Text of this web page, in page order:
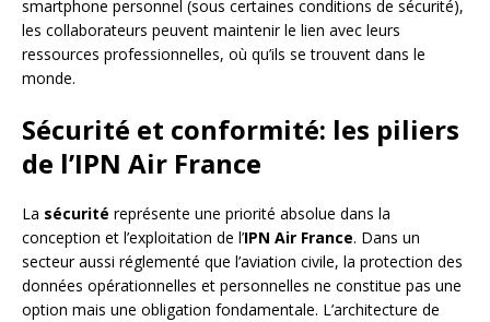
smartphone personnel (sous certaines conditions de sécurité),
les collaborateurs peuvent maintenir le lien avec leurs
ressources professionnelles, où qu’ils se trouvent dans le
monde.
Sécurité et conformité: les piliers
de l’IPN Air France
La sécurité représente une priorité absolue dans la
conception et l’exploitation de l’IPN Air France. Dans un
secteur aussi réglementé que l’aviation civile, la protection des
données opérationnelles et personnelles ne constitue pas une
option mais une obligation fondamentale. L’architecture de